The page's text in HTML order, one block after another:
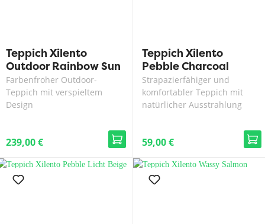
Teppich Xilento
Outdoor Rainbow Sun
| 200x300 cm
Farbenfroher Outdoor-
Teppich mit verspieltem
Design
239,00 €
Teppich Xilento
Pebble Charcoal
Strapazierfähiger und
komfortabler Teppich mit
natürlicher Ausstrahlung
59,00 €